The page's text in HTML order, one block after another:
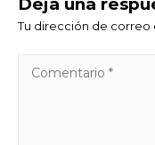
Tu dirección de correo